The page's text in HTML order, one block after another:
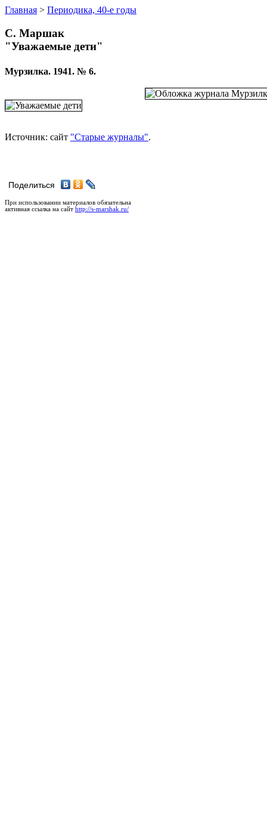
Главная > Периодика, 40-е годы
С. Маршак
"Уважаемые дети"
Мурзилка. 1941. № 6.
Источник: сайт "Старые журналы".
Поделиться
При использовании материалов обязательна
активная ссылка на сайт http://s-marshak.ru/